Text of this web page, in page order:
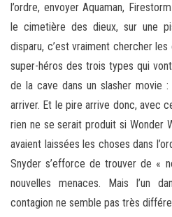
l’ordre, envoyer Aquaman,
le cimetière des dieux, sur une
disparu, c’est vraiment chercher les
super-héros des trois types qui
de la cave dans un slasher movie
arriver. Et le pire arrive donc, avec
rien ne se serait produit si Wonder
avaient laissées les choses dans
Snyder s’efforce de trouver de «
nouvelles menaces. Mais l’un
contagion ne semble pas très